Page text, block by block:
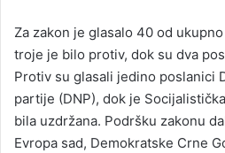
Za zakon je glasalo 40 od
troje je bilo protiv, dok su dva
Protiv su glasali jedino poslanici
partije (DNP), dok je
bila uzdržana. Podršku zakonu
Evropa sad, Demokratske Crne